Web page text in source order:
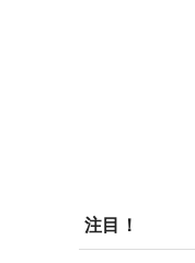
注目！